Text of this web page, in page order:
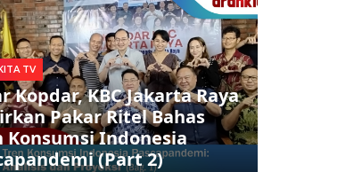
TV
Kopdar, KBC Jakarta Raya
Pakar Ritel Bahas
Konsumsi Indonesia
(Part 2)